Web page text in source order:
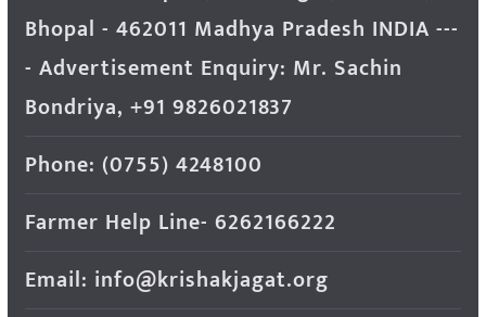
Bhopal - 462011 Madhya Pradesh INDIA ---
- Advertisement Enquiry: Mr. Sachin
Bondriya, +91 9826021837
Phone: (0755) 4248100
Farmer Help Line- 6262166222
Email: info@krishakjagat.org